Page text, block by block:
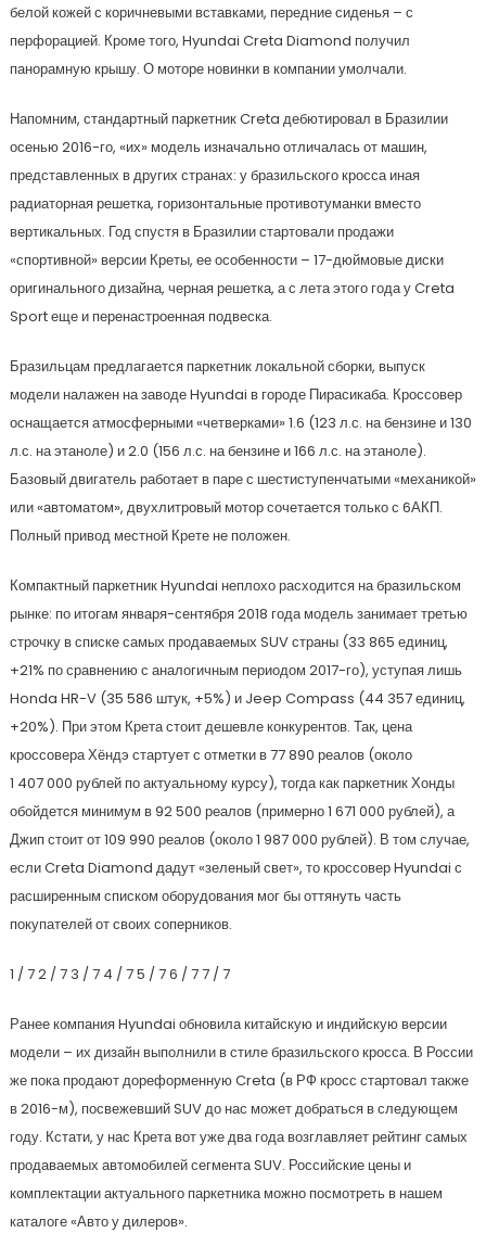
белой кожей с коричневыми вставками, передние сиденья – с
перфорацией. Кроме того, Hyundai Creta Diamond получил
панорамную крышу. О моторе новинки в компании умолчали.
Напомним, стандартный паркетник Creta дебютировал в Бразилии
осенью 2016-го, «их» модель изначально отличалась от машин,
представленных в других странах: у бразильского кросса иная
радиаторная решетка, горизонтальные противотуманки вместо
вертикальных. Год спустя в Бразилии стартовали продажи
«спортивной» версии Креты, ее особенности – 17-дюймовые диски
оригинального дизайна, черная решетка, а с лета этого года у Creta
Sport еще и перенастроенная подвеска.
Бразильцам предлагается паркетник локальной сборки, выпуск
модели налажен на заводе Hyundai в городе Пирасикаба. Кроссовер
оснащается атмосферными «четверками» 1.6 (123 л.с. на бензине и 130
л.с. на этаноле) и 2.0 (156 л.с. на бензине и 166 л.с. на этаноле).
Базовый двигатель работает в паре с шестиступенчатыми «механикой»
или «автоматом», двухлитровый мотор сочетается только с 6АКП.
Полный привод местной Крете не положен.
Компактный паркетник Hyundai неплохо расходится на бразильском
рынке: по итогам января-сентября 2018 года модель занимает третью
строчку в списке самых продаваемых SUV страны (33 865 единиц,
+21% по сравнению с аналогичным периодом 2017-го), уступая лишь
Honda HR-V (35 586 штук, +5%) и Jeep Compass (44 357 единиц,
+20%). При этом Крета стоит дешевле конкурентов. Так, цена
кроссовера Хёндэ стартует с отметки в 77 890 реалов (около
1 407 000 рублей по актуальному курсу), тогда как паркетник Хонды
обойдется минимум в 92 500 реалов (примерно 1 671 000 рублей), а
Джип стоит от 109 990 реалов (около 1 987 000 рублей). В том случае,
если Creta Diamond дадут «зеленый свет», то кроссовер Hyundai с
расширенным списком оборудования мог бы оттянуть часть
покупателей от своих соперников.
1 / 72/ 7 3 / 7 4 / 75 / 76 / 77/ 7
Ранее компания Hyundai обновила китайскую и индийскую версии
модели – их дизайн выполнили в стиле бразильского кросса. В России
же пока продают дореформенную Creta (в РФ кросс стартовал также
в 2016-м), посвежевший SUV до нас может добраться в следующем
году. Кстати, у нас Крета вот уже два года возглавляет рейтинг самых
продаваемых автомобилей сегмента SUV. Российские цены и
комплектации актуального паркетника можно посмотреть в нашем
каталоге «Авто у дилеров».